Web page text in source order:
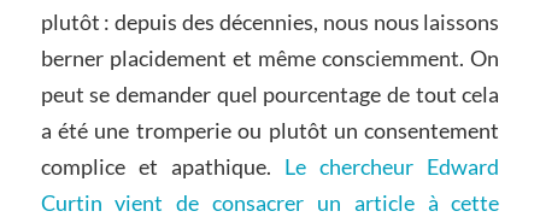
plutôt : depuis des décennies, nous nous laissons
berner placidement et même consciemment. On
peut se demander quel pourcentage de tout cela
a été une tromperie ou plutôt un consentement
complice et apathique. Le chercheur Edward
Curtin vient de consacrer un article à cette